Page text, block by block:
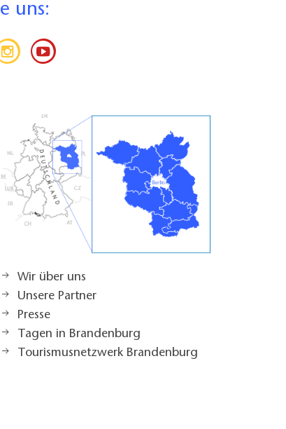
uns:
Wir über uns
Unsere Partner
Presse
Tagen in Brandenburg
Tourismusnetzwerk Brandenburg